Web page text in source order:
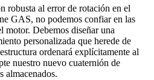
robusta al error de rotación en el
GAS, no podemos confiar en las
motor. Debemos diseñar una
personalizada que herede de
ordenará explícitamente al
nuestro nuevo cuaternión de
almacenados.